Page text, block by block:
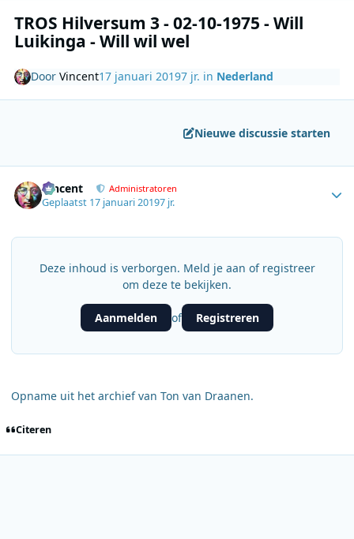
TROS Hilversum 3 - 02-10-1975 - Will
Luikinga - Will wil wel
DoorVincent17 januari 20197 jr. in Nederland
Nieuwe discussie starten
Vincent Administratoren
Geplaatst 17 januari 20197 jr.
Deze inhoud is verborgen. Meld je aan of registreer
om deze te bekijken.
Aanmelden of Registreren
Opname uit het archief van Ton van Draanen.
Citeren